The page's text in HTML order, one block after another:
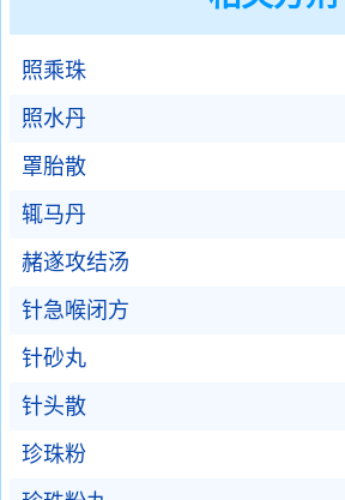
照乘珠
照水丹
罩胎散
辄马丹
赭遂攻结汤
针急喉闭方
针砂丸
针头散
珍珠粉